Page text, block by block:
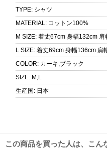
TYPE: シャツ
MATERIAL: コットン100%
M SIZE: 着丈67cm 身幅132cm
L SIZE: 着丈69cm 身幅136cm 肩
COLOR: カーキ,ブラック
SIZE: M,L
生産国 : 日本
この商品を買った人は、こん